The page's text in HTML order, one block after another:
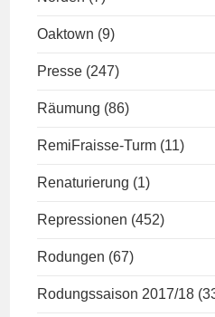
Oaktown (9)
Presse (247)
Räumung (86)
RemiFraisse-Turm (11)
Renaturierung (1)
Repressionen (452)
Rodungen (67)
Rodungssaison 2017/18